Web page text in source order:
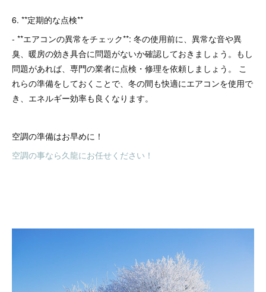
6. **定期的な点検**
- **エアコンの異常をチェック**: 冬の使用前に、異常な音や異
臭、暖房の効き具合に問題がないか確認しておきましょう。もし
問題があれば、専門の業者に点検・修理を依頼しましょう。 こ
れらの準備をしておくことで、冬の間も快適にエアコンを使用で
き、エネルギー効率も良くなります。
空調の準備はお早めに！
空調の事なら久龍にお任せください！